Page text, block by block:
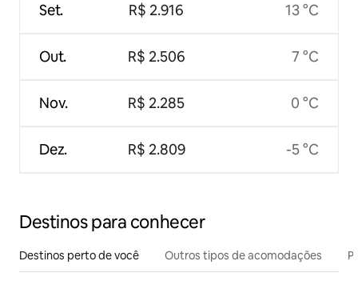
Set.
Out.
Nov.
Dez.
R$ 2.916
R$ 2.506
R$ 2.285
R$ 2.809
13 °C
7 °C
0 °C
-5 °C
Destinos para conhecer
Destinos perto de você Outros tipos de acomodações